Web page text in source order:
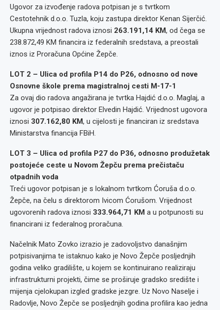
Ugovor za izvođenje radova potpisan je s tvrtkom
Cestotehnik d.o.o. Tuzla, koju zastupa direktor Kenan Sijerčić.
Ukupna vrijednost radova iznosi 263.191,14 KM, od čega se
238.872,49 KM financira iz federalnih sredstava, a preostali
iznos iz Proračuna Općine Žepče.
LOT 2 – Ulica od profila P14 do P26, odnosno od nove
Osnovne škole prema magistralnoj cesti M-17-1
Za ovaj dio radova angažirana je tvrtka Hajdić d.o.o. Maglaj, a
ugovor je potpisao direktor Elvedin Hajdić. Vrijednost ugovora
iznosi 307.162,80 KM, u cijelosti je financiran iz sredstava
Ministarstva financija FBiH.
LOT 3 – Ulica od profila P27 do P36, odnosno produžetak
postojeće ceste u Novom Žepču prema prečistaču
otpadnih voda
Treći ugovor potpisan je s lokalnom tvrtkom Ćoruša d.o.o.
Žepče, na čelu s direktorom Ivicom Ćorušom. Vrijednost
ugovorenih radova iznosi 333.964,71 KM a u potpunosti su
financirani iz federalnog proračuna.
Načelnik Mato Zovko izrazio je zadovoljstvo današnjim
potpisivanjima te istaknuo kako je Novo Žepče posljednjih
godina veliko gradilište, u kojem se kontinuirano realiziraju
infrastrukturni projekti, čime se proširuje gradsko središte i
mijenja cjelokupan izgled gradske jezgre. Uz Novo Naselje i
Radovlje, Novo Žepče se posljednjih godina profilira kao jedna